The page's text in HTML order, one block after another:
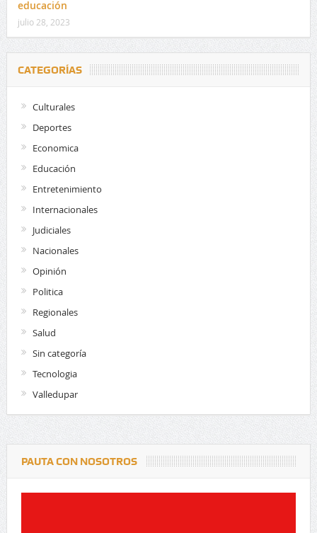
educación
julio 28, 2023
CATEGORÍAS
Culturales
Deportes
Economica
Educación
Entretenimiento
Internacionales
Judiciales
Nacionales
Opinión
Politica
Regionales
Salud
Sin categoría
Tecnologia
Valledupar
PAUTA CON NOSOTROS